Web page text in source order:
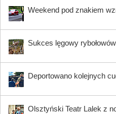
Weekend pod znakiem
Sukces lęgowy
Deportowano kolejnych
Olsztyński Teatr Lalek z